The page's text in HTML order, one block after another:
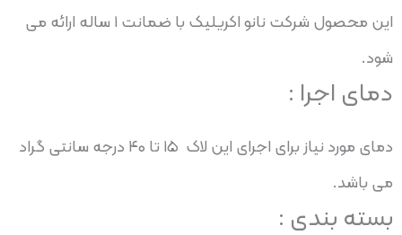
این محصول شرکت نانو اکریلیک با ضمانت ۱ ساله ارائه می
شود.
دمای اجرا :
دمای مورد نیاز برای اجرای این لاک ۱۵ تا ۴۰ درجه سانتی گراد
می باشد.
بسته بندی :